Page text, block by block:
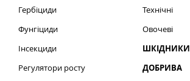
Гербіциди
Фунгіциди
Інсекциди
Регулятори росту
Технічні
Овочеві
ШКІДНИКИ
ДОБРИВА